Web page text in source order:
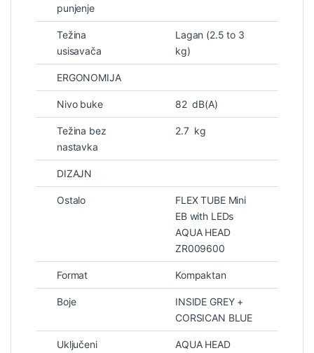
punjenje
Težina
usisavača
Lagan (2.5 to 3
kg)
ERGONOMIJA
Nivo buke 82 dB(A)
Težina bez
nastavka
2.7 kg
DIZAJN
Ostalo
FLEX TUBE Mini
EB with LEDs
AQUA HEAD
ZR009600
Format Kompaktan
Boje
INSIDE GREY +
CORSICAN BLUE
Uključeni
AQUA HEAD